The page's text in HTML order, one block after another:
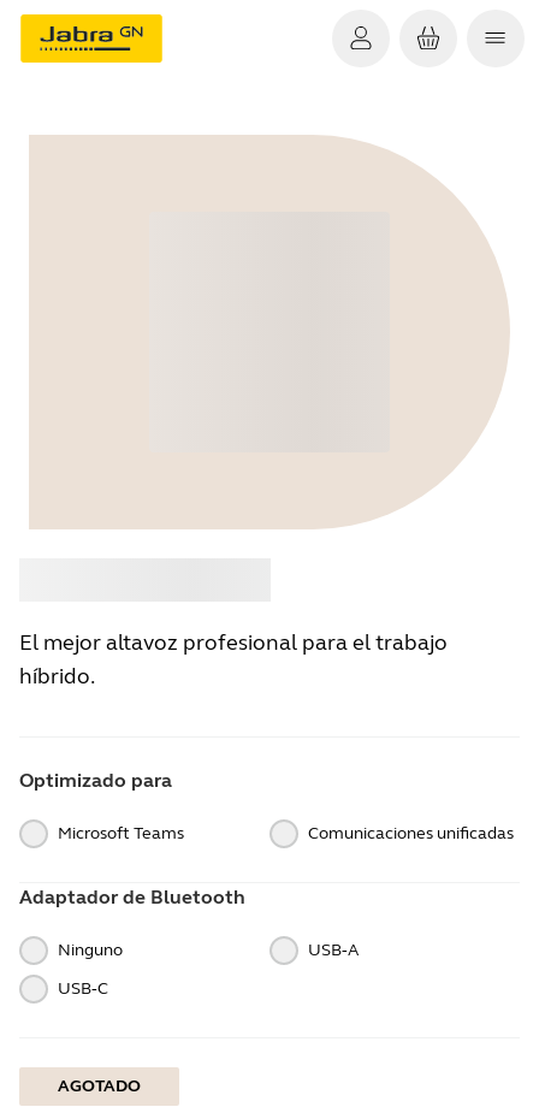
El mejor altavoz profesional para el trabajo
híbrido.
Optimizado para
Microsoft Teams Comunicaciones unificadas
Adaptador de Bluetooth
Ninguno
USB‑A
USB‑C
AGOTADO